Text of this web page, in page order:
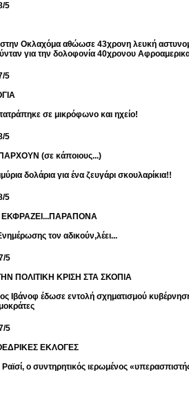
5
Οκλαχόμα αθώωσε 43χρονη λευκή
για την δολοφονία 40χρονου
5
σε μικρόφωνο και ηχείο!
5
(σε κάποιους...)
δολάρια για ένα ζευγάρι σκουλαρίκια!!
5
ΕΚΦΡΑΖΕΙ...ΠΑΡΑΠΟΝΑ
τον αδικούν,λέει...
5
ΠΟΛΙΤΙΚΗ ΚΡΙΣΗ ΣΤΑ ΣΚΟΠΙΑ
Ιβάνοφ έδωσε εντολή σχηματισμού
5
ΕΚΛΟΓΕΣ
ο συντηρητικός ιερωμένος